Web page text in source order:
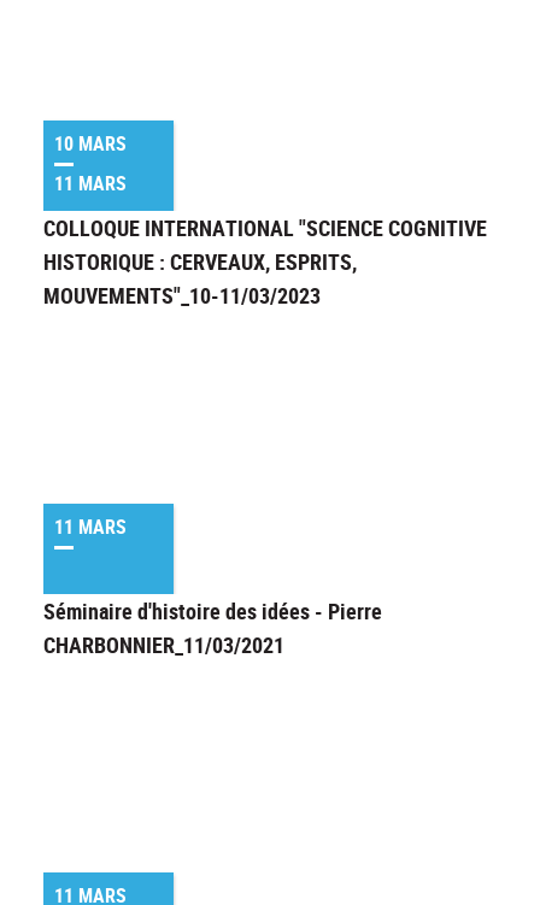
10 MARS
11 MARS
COLLOQUE INTERNATIONAL "SCIENCE COGNITIVE
HISTORIQUE : CERVEAUX, ESPRITS,
MOUVEMENTS"_10-11/03/2023
11 MARS
Séminaire d'histoire des idées - Pierre
CHARBONNIER_11/03/2021
11 MARS